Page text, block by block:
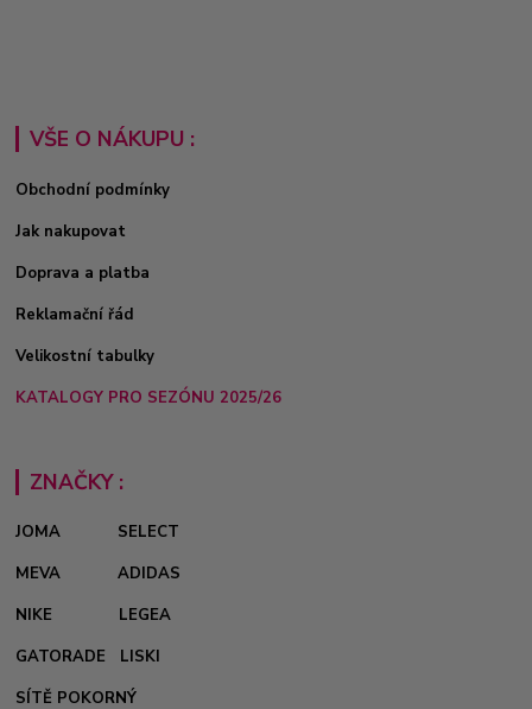
VŠE O NÁKUPU :
Obchodní podmínky
Jak nakupovat
Doprava a platba
Reklamační řád
Velikostní tabulky
KATALOGY PRO SEZÓNU 2025/26
ZNAČKY :
JOMA
SELECT
MEVA
ADIDAS
NIKE
LEGEA
GATORADE
LISKI
SÍTĚ POKORNÝ